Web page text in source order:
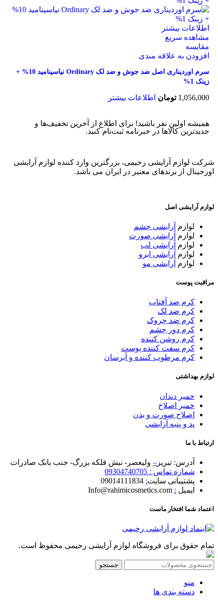
اطلاعات بیشتر
مشاهده سریع
مقایسه
افزودن به علاقه مندی
سرم اوردیناری اصل ضد جوش و ضد لک Ordinary نیاسینامید 10% +
زینک 1%
1,056,000 تومان اطلاعات بیشتر
همیشه اولین نفر باشید! برای اطلاع از آخرین تخفیف‌ها و
جدیدترین کالاها در خبرنامه ثبت‌نام کنید.
شرکت لوازم آرایشی رحیمی، بزرگترین وارد کننده لوازم آرایشی
اورجینال از برندهای معتبر در ایران می باشد.
لوازم آرایشی اصل
لوازم آرایشی چشم
لوازم آرایشی صورت
لوازم آرایشی لب
لوازم آرایشی ابرو
لوازم آرایشی مو
مراقبت پوست
کرم ضد آفتاب
کرم ضد لک
کرم ضد چروک
کرم دور چشم
کرم روشن کننده
کرم سفت کننده پوست
کرم مرطوب کننده و آبرسان
لوازم بهداشتی
خمیر دندان
خمیر اصلاح
اصلاح صورت و بدن
پد و پنبه آرایشی
ارتباط با ما
آدرس: تبریز – ولیعصر- نبش فلکه بزرگ- جنب بانک صادرات
شماره تماس : 09304740705
پشتیبانی سایت:
ایمیل :
اعتماد شما افتخار ماست
تمام حقوق برای فروشگاه لوازم آرایشی رحیمی محفوظ است.
جستجو
منو
دسته بندی ها